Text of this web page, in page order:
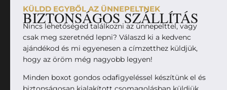
KÜLDD EGYBŐL AZ ÜNNEPELTNEK
BIZTONSÁGOS SZÁLLÍTÁS
Nincs lehetőséged találkozni az ünnepelttel, vagy
csak meg szeretnéd lepni? Válaszd ki a kedvenc
ajándékod és mi egyenesen a címzetthez küldjük,
hogy az öröm még nagyobb legyen!
Minden boxot gondos odafigyeléssel készítünk el és